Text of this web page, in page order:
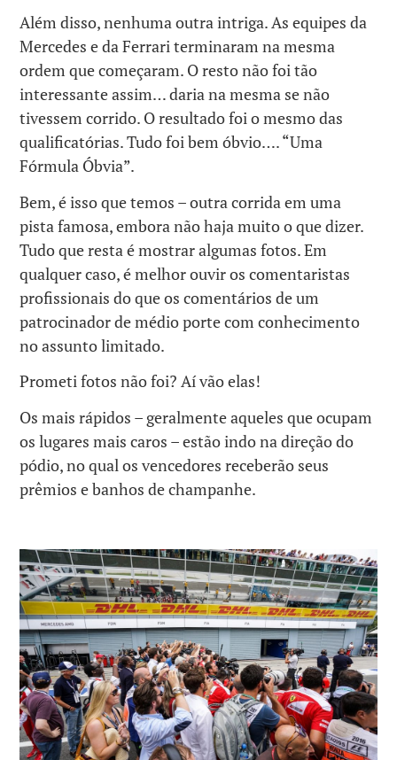
Além disso, nenhuma outra intriga. As equipes da
Mercedes e da Ferrari terminaram na mesma
ordem que começaram. O resto não foi tão
interessante assim… daria na mesma se não
tivessem corrido. O resultado foi o mesmo das
qualificatórias. Tudo foi bem óbvio…. “Uma
Fórmula Óbvia”.
Bem, é isso que temos – outra corrida em uma
pista famosa, embora não haja muito o que dizer.
Tudo que resta é mostrar algumas fotos. Em
qualquer caso, é melhor ouvir os comentaristas
profissionais do que os comentários de um
patrocinador de médio porte com conhecimento
no assunto limitado.
Prometi fotos não foi? Aí vão elas!
Os mais rápidos – geralmente aqueles que ocupam
os lugares mais caros – estão indo na direção do
pódio, no qual os vencedores receberão seus
prêmios e banhos de champanhe.